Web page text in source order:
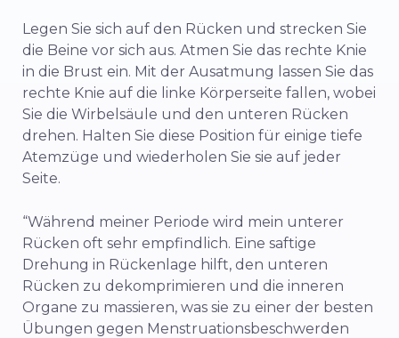
Legen Sie sich auf den Rücken und strecken Sie
die Beine vor sich aus. Atmen Sie das rechte Knie
in die Brust ein. Mit der Ausatmung lassen Sie das
rechte Knie auf die linke Körperseite fallen, wobei
Sie die Wirbelsäule und den unteren Rücken
drehen. Halten Sie diese Position für einige tiefe
Atemzüge und wiederholen Sie sie auf jeder
Seite.
“Während meiner Periode wird mein unterer
Rücken oft sehr empfindlich. Eine saftige
Drehung in Rückenlage hilft, den unteren
Rücken zu dekomprimieren und die inneren
Organe zu massieren, was sie zu einer der besten
Übungen gegen Menstruationsbeschwerden